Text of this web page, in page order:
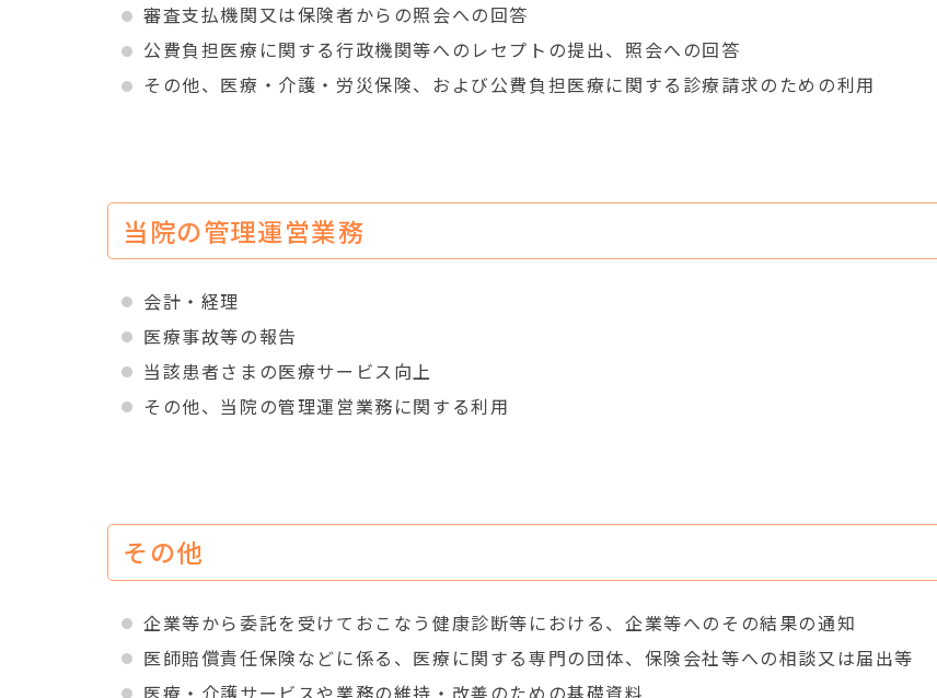
審査支払機関又は保険者からの照会への回答
公費負担医療に関する行政機関等へのレセプトの提出、照会への回答
その他、医療・介護・労災保険、および公費負担医療に関する診療請求のための利用
当院の管理運営業務
会計・経理
医療事故等の報告
当該患者さまの医療サービス向上
その他、当院の管理運営業務に関する利用
その他
企業等から委託を受けておこなう健康診断等における、企業等へのその結果の通知
医師賠償責任保険などに係る、医療に関する専門の団体、保険会社等への相談又は届出等
医療・介護サービスや業務の維持・改善のための基礎資料